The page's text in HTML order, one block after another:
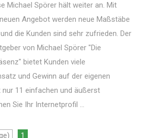
Michael Spörer hält weiter an. Mit
Angebot werden neue Maßstäbe
die Kunden sind sehr zufrieden. Der
von Michael Spörer "Die
bietet Kunden viele
und Gewinn auf der eigenen
11 einfachen und äußerst
Sie Ihr Internetprofil ...
1